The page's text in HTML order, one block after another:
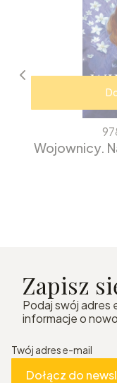
Wojownicy.
Zapisz
Podaj swój adres
informacje o
Twój adres e-mail
Dołącz do